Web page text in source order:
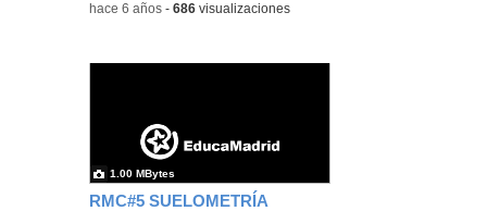
-hace 6 años -686 visualizaciones
RMC#5 SUELOMETRÍA
1.00 MBytes